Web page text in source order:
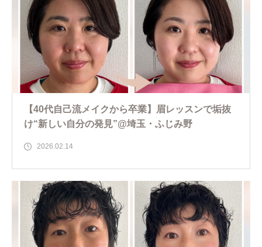
【40代自己流メイクから卒業】眉レッスンで垢抜
け“新しい自分の発見”@埼玉・ふじみ野
2026.02.14